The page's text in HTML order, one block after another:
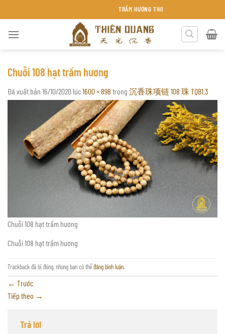
đến
TRẦM HƯƠNG THIÊN QUANG KHÁNH HÒA
Chuỗi 108 hạt trầm hương
Đã xuất bản 16/10/2020 lúc1600 × 898 trong 沉香珠项链 108 珠 TQB1.3
Chuỗi 108 hạt trầm hương
Chuỗi 108 hạt trầm hương
Trackback đã bị đóng, nhưng bạn có thểđăng bình luận.
← Trước
Tiếp theo →
Trả lời